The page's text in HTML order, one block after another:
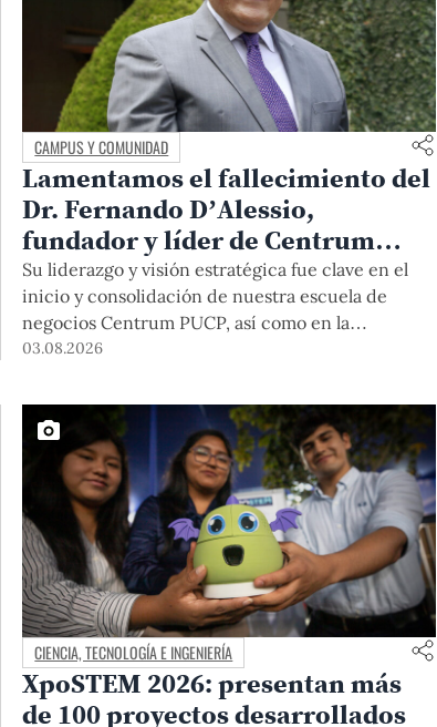
CAMPUS Y COMUNIDAD
Lamentamos el fallecimiento del
Dr. Fernando D’Alessio,
fundador y líder de Centrum
PUCP
Su liderazgo y visión estratégica fue clave en el
inicio y consolidación de nuestra escuela de
negocios Centrum PUCP, así como en la
formación de profesionales empresariales
Universidad agradece el aporte del vicealmirante
AP (r) Dr. Fernando D'Alessio (1944-2026).
03.08.2026
CIENCIA, TECNOLOGÍA E INGENIERÍA
XpoSTEM 2026: presentan más
de 100 proyectos desarrollados